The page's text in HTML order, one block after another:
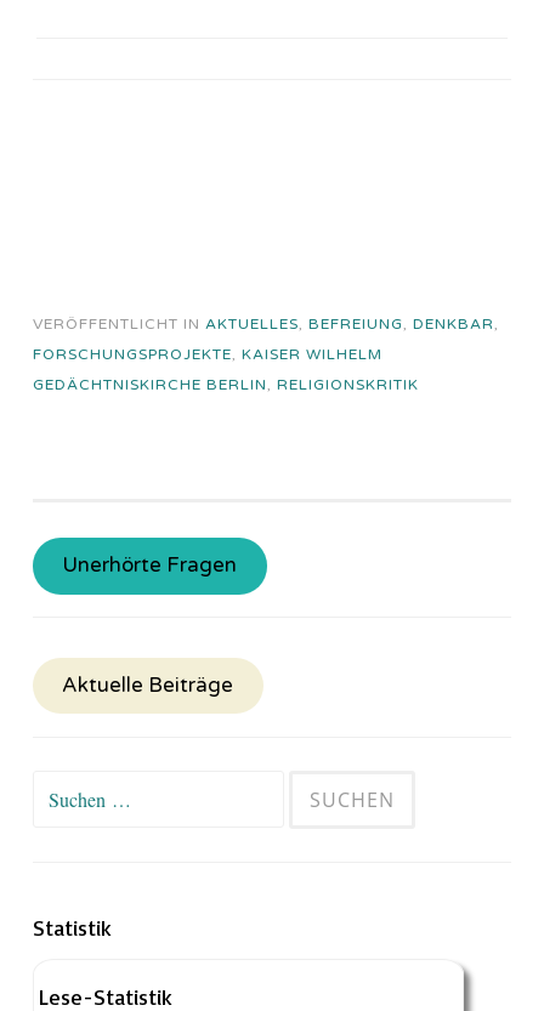
VERÖFFENTLICHT IN AKTUELLES, BEFREIUNG, DENKBAR,
FORSCHUNGSPROJEKTE, KAISER WILHELM
GEDÄCHTNISKIRCHE BERLIN, RELIGIONSKRITIK
Unerhörte Fragen
Aktuelle Beiträge
Suchen
Statistik
Lese-Statistik